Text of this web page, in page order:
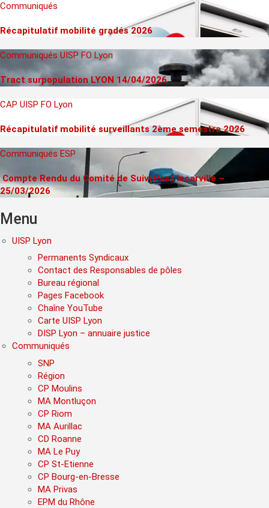
Communiqués
Récapitulatif mobilité gradés 2026
Communiqués UISP FO Lyon
Tract surpopulation LYON 14/04/2026
CAP UISP FO Lyon
Récapitulatif mobilité surveillants 2ème semestre 2026
Communiqués ESP
Compte Rendu du Comité de Suivi Post Incarville –
25/03/2026
Menu
UISP Lyon
Permanents Syndicaux
Contact des Responsables de pôles
Bureau régional
Pages Facebook
Chaîne YouTube
Carte UISP Lyon
DISP Lyon – annuaire justice
Communiqués
SNP
Région
CP Moulins
MA Montluçon
CP Riom
MA Aurillac
CD Roanne
MA Le Puy
CP St-Etienne
CP Bourg-en-Bresse
MA Privas
EPM du Rhône